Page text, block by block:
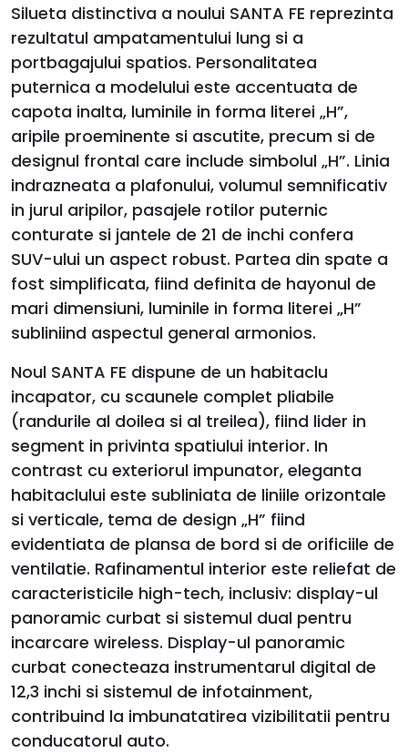
Silueta distinctiva a noului SANTA FE reprezinta
rezultatul ampatamentului lung si a
portbagajului spatios. Personalitatea
puternica a modelului este accentuata de
capota inalta, luminile in forma literei „H”,
aripile proeminente si ascutite, precum si de
designul frontal care include simbolul „H”. Linia
indrazneata a plafonului, volumul semnificativ
in jurul aripilor, pasajele rotilor puternic
conturate si jantele de 21 de inchi confera
SUV-ului un aspect robust. Partea din spate a
fost simplificata, fiind definita de hayonul de
mari dimensiuni, luminile in forma literei „H”
subliniind aspectul general armonios.
Noul SANTA FE dispune de un habitaclu
incapator, cu scaunele complet pliabile
(randurile al doilea si al treilea), fiind lider in
segment in privinta spatiului interior. In
contrast cu exteriorul impunator, eleganta
habitaclului este subliniata de liniile orizontale
si verticale, tema de design „H” fiind
evidentiata de plansa de bord si de orificiile de
ventilatie. Rafinamentul interior este reliefat de
caracteristicile high-tech, inclusiv: display-ul
panoramic curbat si sistemul dual pentru
incarcare wireless. Display-ul panoramic
curbat conecteaza instrumentarul digital de
12,3 inchi si sistemul de infotainment,
contribuind la imbunatatirea vizibilitatii pentru
conducatorul auto.